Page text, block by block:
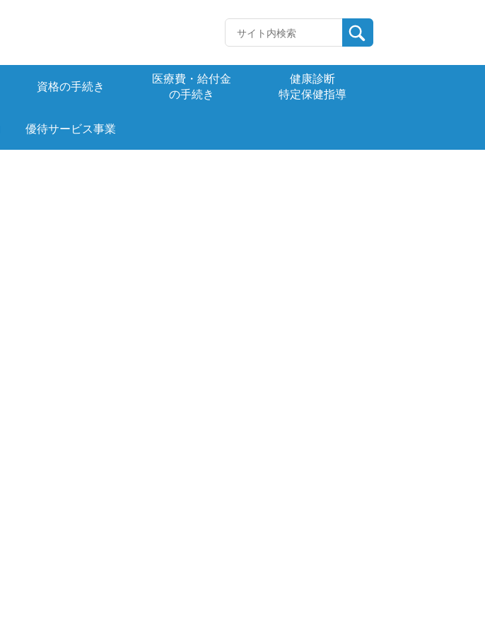
資格の手続き
医療費・給付金
の手続き
健康診断
特定保健指導
優待サービス事業